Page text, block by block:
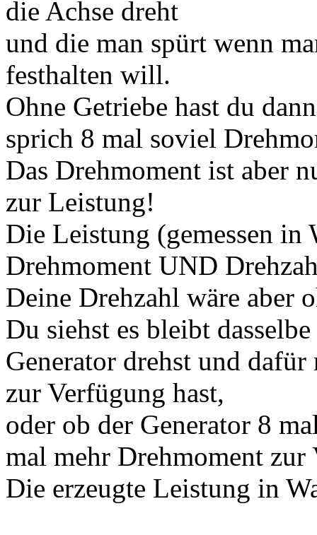
die Achse dreht
und die man spürt wenn
festhalten will.
Ohne Getriebe hast du
sprich 8 mal soviel
Das Drehmoment ist aber
zur Leistung!
Die Leistung (gemessen
Drehmoment UND
Deine Drehzahl wäre aber
Du siehst es bleibt
Generator drehst und
zur Verfügung hast,
oder ob der Generator 8
mal mehr Drehmoment zur
Die erzeugte Leistung in